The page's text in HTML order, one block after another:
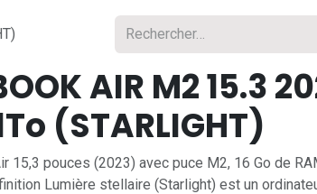
AIR M2 15.3
(STARLIGHT)
15,3 pouces (2023) avec puce M2, 16 Go de
Lumière stellaire (Starlight) est un